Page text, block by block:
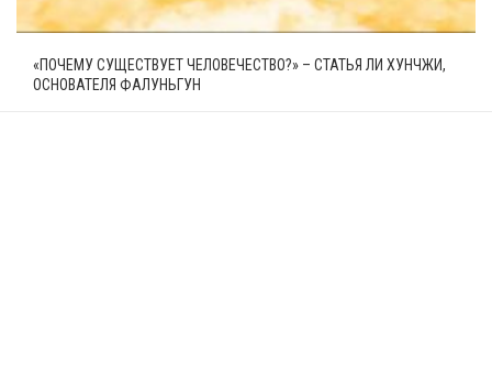
«ПОЧЕМУ СУЩЕСТВУЕТ ЧЕЛОВЕЧЕСТВО?» – СТАТЬЯ ЛИ ХУНЧЖИ,
ОСНОВАТЕЛЯ ФАЛУНЬГУН